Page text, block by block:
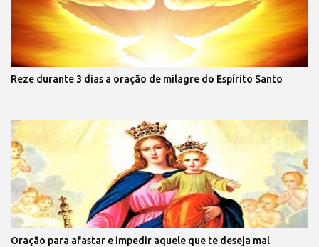
Reze durante 3 dias a oração de milagre do Espírito Santo
Oração para afastar e impedir aquele que te deseja mal